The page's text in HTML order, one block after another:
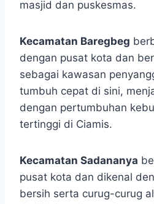
masjid dan puskesmas.
Kecamatan Baregbeg
dengan pusat kota dan
sebagai kawasan
tumbuh cepat di sini,
dengan pertumbuhan
tertinggi di Ciamis.
Kecamatan Sadananya
pusat kota dan dikenal
bersih serta curug-curug